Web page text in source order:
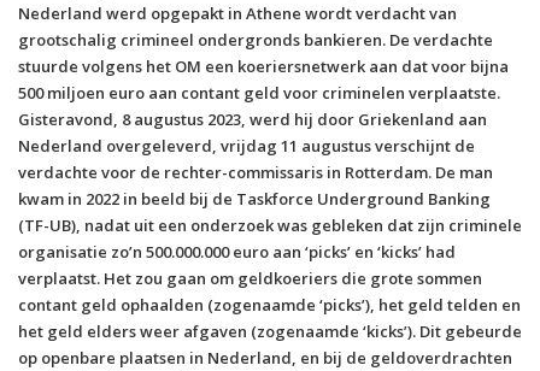
Nederland werd opgepakt in Athene wordt verdacht van
grootschalig crimineel ondergronds bankieren. De verdachte
stuurde volgens het OM een koeriersnetwerk aan dat voor bijna
500 miljoen euro aan contant geld voor criminelen verplaatste.
Gisteravond, 8 augustus 2023, werd hij door Griekenland aan
Nederland overgeleverd, vrijdag 11 augustus verschijnt de
verdachte voor de rechter-commissaris in Rotterdam. De man
kwam in 2022 in beeld bij de Taskforce Underground Banking
(TF-UB), nadat uit een onderzoek was gebleken dat zijn criminele
organisatie zo’n 500.000.000 euro aan ‘picks’ en ‘kicks’ had
verplaatst. Het zou gaan om geldkoeriers die grote sommen
contant geld ophaalden (zogenaamde ‘picks’), het geld telden en
het geld elders weer afgaven (zogenaamde ‘kicks’). Dit gebeurde
op openbare plaatsen in Nederland, en bij de geldoverdrachten